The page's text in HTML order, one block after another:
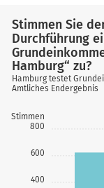
400
600
800
Stimmen
Stimmen Sie
Durchführung
Hamburg“ zu?
Hamburg testet
Amtliches Endergebnis